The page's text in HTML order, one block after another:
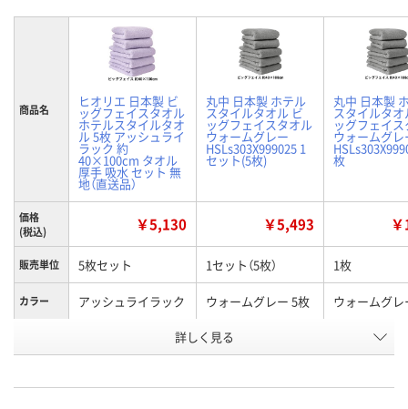
商品名 ヒオリエ 日本製 ビ
ッグフェイスタオル
ホテルスタイルタオ
ル 5枚 アッシュライ
ラック 約
40×100cm タオル
厚手 吸水 セット 無
地（直送品）
丸中 日本製 ホテル
スタイルタオル ビ
ッグフェイスタオル
ウォームグレー
HSLs303X999025 1
セット(5枚)
丸中 日本製
スタイルタオ
ッグフェイ
ウォームグレ
枚
価格
(税込)
￥5,130 ￥5,493
販売単位 5枚セット 1セット（5枚） 1枚
カラー アッシュライラック ウォームグレー 5枚 ウォームグレ
HH62119 XN25094
詳しく見る